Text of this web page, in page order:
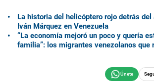
La historia del helicóptero rojo detrás
Iván Márquez en Venezuela
“La economía mejoró un poco y quería
familia”: los migrantes venezolanos que